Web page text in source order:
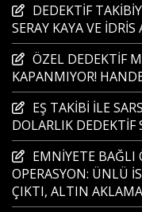
DEDEKTİF
SERAY KAYA VE
ÖZEL DEDEKTİF
KAPANMIYOR!
EŞ TAKİBİ İLE
DOLARLIK DEDEKTİF
EMNİYETE BAĞLI
OPERASYON: ÜNLÜ
ÇIKTI, ALTIN